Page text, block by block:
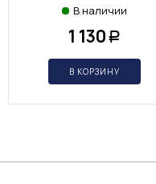
В наличии
1 130 Р
В КОРЗИНУ